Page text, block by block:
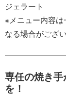
ジェラート
※メニュー内容
なる場合がござい
専任の焼き
を！